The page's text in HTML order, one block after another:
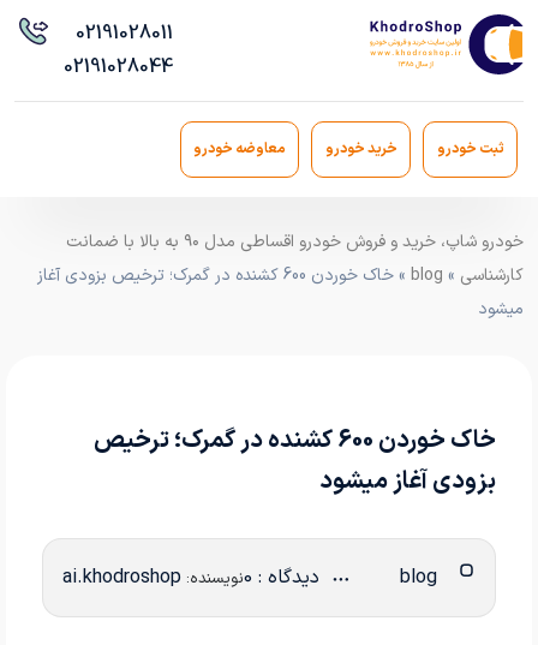
02191028011
02191028044
ثبت خودرو خرید خودرو معاوضه خودرو
خودرو شاپ، خرید و فروش خودرو اقساطی مدل ۹۰ به بالا با ضمانت
کارشناسی »
blog
» خاک خوردن 600 کشنده در گمرک؛ ترخیص بزودی آغاز
میشود
خاک خوردن 600 کشنده در گمرک؛ ترخیص
بزودی آغاز میشود
دیدگاه : 0 نویسنده:ai.khodroshop